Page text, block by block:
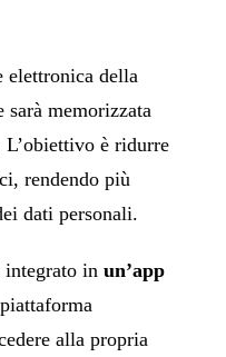
elettronica della
sarà memorizzata
L’obiettivo è ridurre
rendendo più
dati personali.
integrato in un’app
alla propria